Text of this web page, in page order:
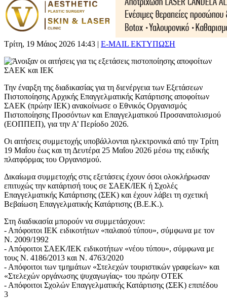
Τρίτη, 19 Μάιος 2026 14:43 | E-MAIL ΕΚΤΥΠΩΣΗ
Την έναρξη της διαδικασίας για τη διενέργεια των Εξετάσεων
Πιστοποίησης Αρχικής Επαγγελματικής Κατάρτισης αποφοίτων
ΣΑΕΚ (πρώην ΙΕΚ) ανακοίνωσε ο Εθνικός Οργανισμός
Πιστοποίησης Προσόντων και Επαγγελματικού Προσανατολισμού
(ΕΟΠΠΕΠ), για την Α’ Περίοδο 2026.
Οι αιτήσεις συμμετοχής υποβάλλονται ηλεκτρονικά από την Τρίτη
19 Μαΐου έως και τη Δευτέρα 25 Μαΐου 2026 μέσω της ειδικής
πλατφόρμας του Οργανισμού.
Δικαίωμα συμμετοχής στις εξετάσεις έχουν όσοι ολοκλήρωσαν
επιτυχώς την κατάρτισή τους σε ΣΑΕΚ/ΙΕΚ ή Σχολές
Επαγγελματικής Κατάρτισης (ΣΕΚ) και έχουν λάβει τη σχετική
Βεβαίωση Επαγγελματικής Κατάρτισης (Β.Ε.Κ.).
Στη διαδικασία μπορούν να συμμετάσχουν:
- Απόφοιτοι ΙΕΚ ειδικοτήτων «παλαιού τύπου», σύμφωνα με τον
Ν. 2009/1992
- Απόφοιτοι ΣΑΕΚ/ΙΕΚ ειδικοτήτων «νέου τύπου», σύμφωνα με
τους Ν. 4186/2013 και Ν. 4763/2020
- Απόφοιτοι των τμημάτων «Στελεχών τουριστικών γραφείων» και
«Στελεχών οργάνωσης ψυχαγωγίας» του πρώην ΟΤΕΚ
- Απόφοιτοι Σχολών Επαγγελματικής Κατάρτισης (ΣΕΚ) επιπέδου
3